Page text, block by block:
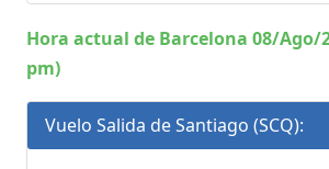
Hora actual de Barcelona 08/Ago/
pm)
Vuelo Salida de Santiago (SCQ):